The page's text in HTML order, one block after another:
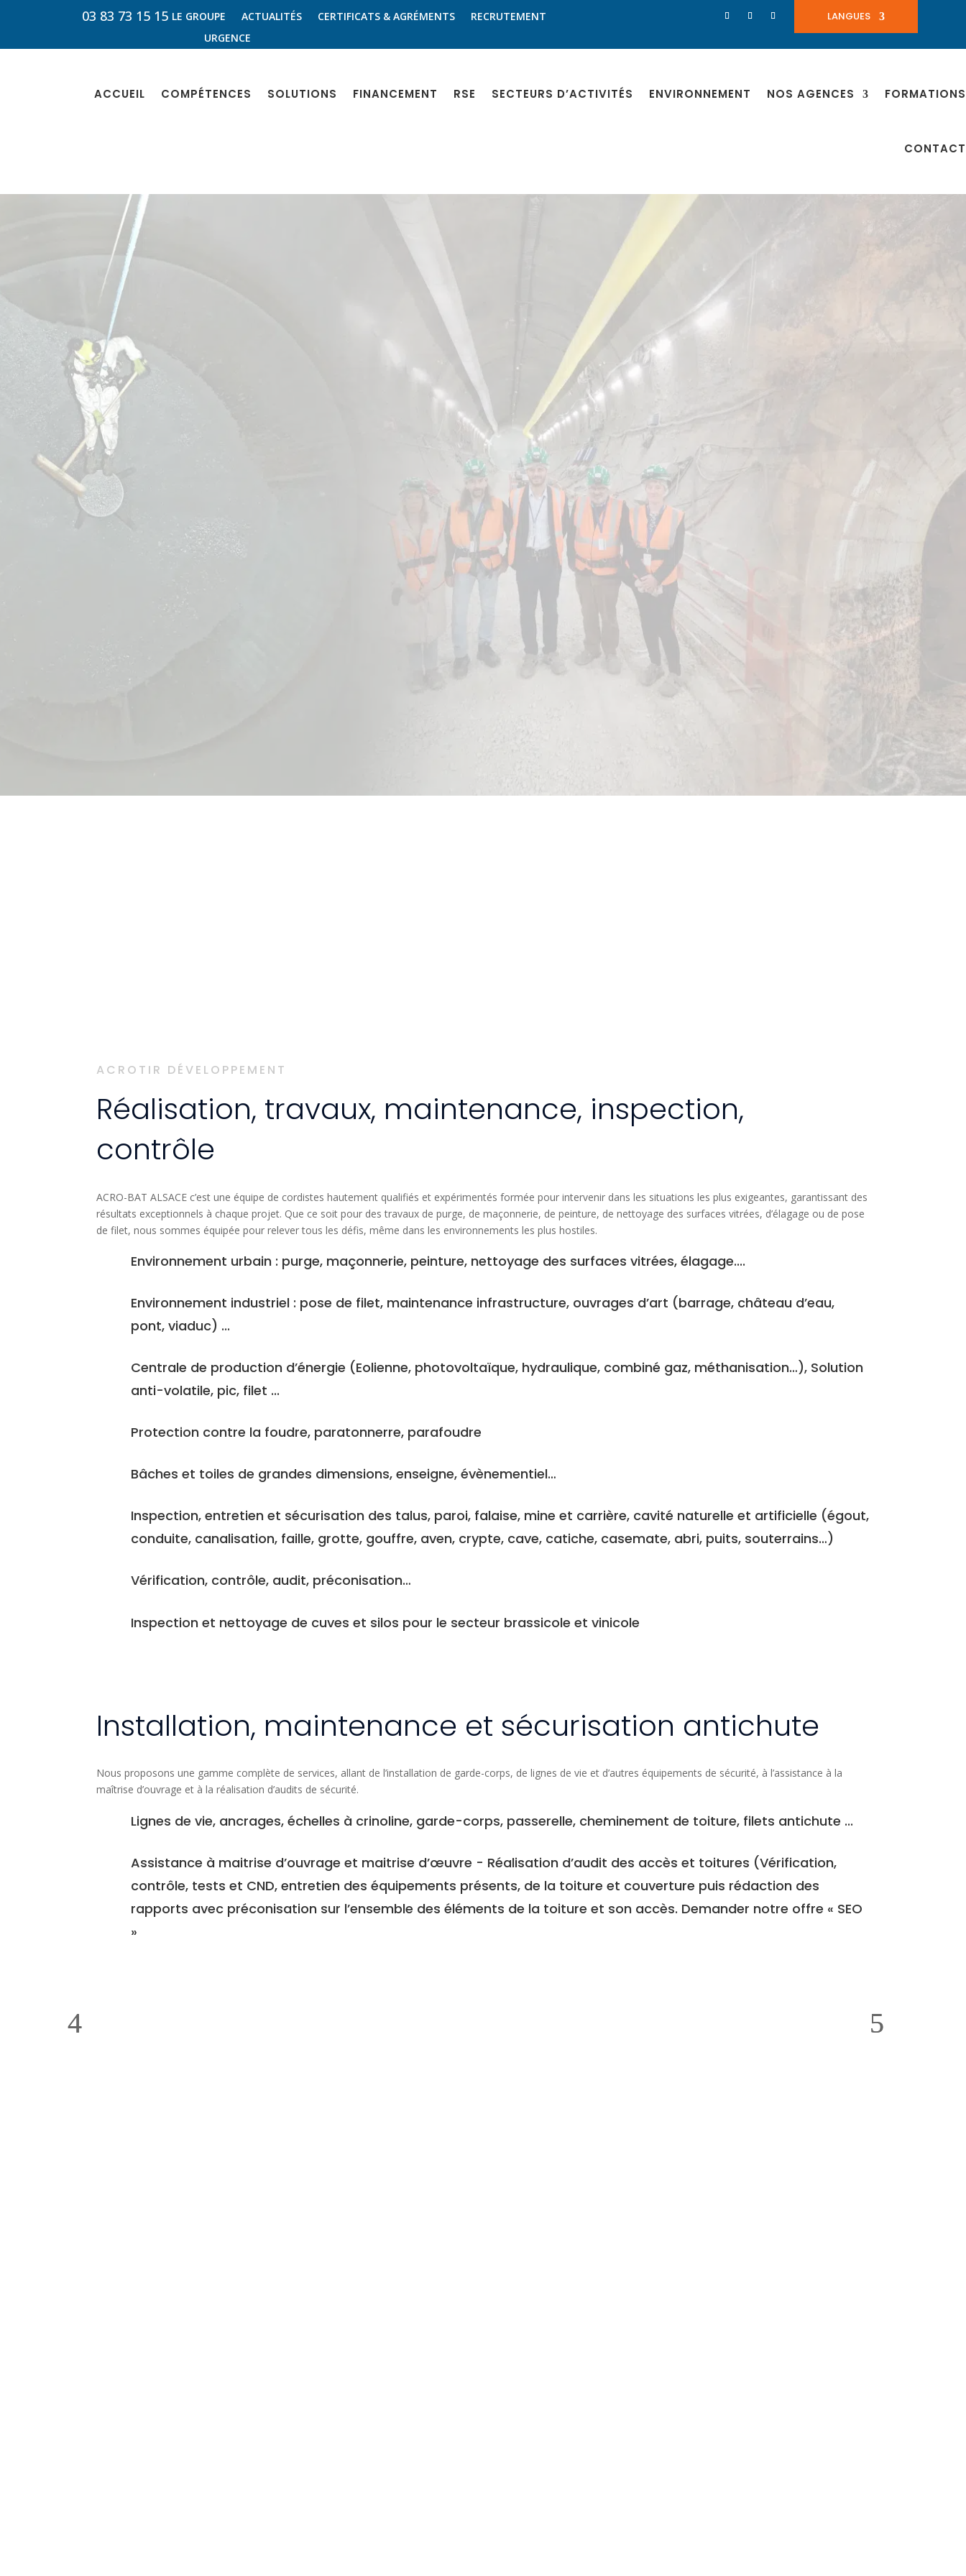
LE GROUPE ACTUALITÉS CERTIFICATS & AGRÉMENTS
RECRUTEMENT
URGENCE
03 83 73 15 15 LANGUES
ACCUEIL COMPÉTENCES SOLUTIONS FINANCEMENT RSE SECTEURS D’ACTIVITÉS ENVIRONNEMENT NOS AGENCES FORMATIONS
CONTACT
Entreprise de cordistes basée à Strasbourg, en Alsace, spécialisée dans les travaux en hauteur et d’accès
difficile, Acro-Bat Alsace est un acteur incontournable dans le domaine de la réalisation, la maintenance
et l’inspection d’une multitude de structures. Des ouvrages d’art aux infrastructures industrielles en
passant par les environnements urbains et les centrales de production d’énergie, notre entreprise
s’engage à fournir des solutions sûres et efficaces pour répondre aux besoins les plus complexes de nos
ACROTIR DÉVELOPPEMENT
Réalisation, travaux, maintenance, inspection,
contrôle
ACRO-BAT ALSACE c’est une équipe de cordistes hautement qualifiés et expérimentés formée pour intervenir dans les situations les plus exigeantes, garantissant des
résultats exceptionnels à chaque projet. Que ce soit pour des travaux de purge, de maçonnerie, de peinture, de nettoyage des surfaces vitrées, d’élagage ou de pose
de filet, nous sommes équipée pour relever tous les défis, même dans les environnements les plus hostiles.
Environnement urbain : purge, maçonnerie, peinture, nettoyage des surfaces vitrées, élagage....
Environnement industriel : pose de filet, maintenance infrastructure, ouvrages d’art (barrage, château d’eau,
pont, viaduc) ...
Centrale de production d’énergie (Eolienne, photovoltaïque, hydraulique, combiné gaz, méthanisation…), Solution
anti-volatile, pic, filet ...
Protection contre la foudre, paratonnerre, parafoudre
Bâches et toiles de grandes dimensions, enseigne, évènementiel…
Inspection, entretien et sécurisation des talus, paroi, falaise, mine et carrière, cavité naturelle et artificielle (égout,
conduite, canalisation, faille, grotte, gouffre, aven, crypte, cave, catiche, casemate, abri, puits, souterrains…)
Vérification, contrôle, audit, préconisation…
Inspection et nettoyage de cuves et silos pour le secteur brassicole et vinicole
Installation, maintenance et sécurisation antichute
Nous proposons une gamme complète de services, allant de l’installation de garde-corps, de lignes de vie et d’autres équipements de sécurité, à l’assistance à la
maîtrise d’ouvrage et à la réalisation d’audits de sécurité.
Lignes de vie, ancrages, échelles à crinoline, garde-corps, passerelle, cheminement de toiture, filets antichute ...
Assistance à maitrise d’ouvrage et maitrise d’œuvre - Réalisation d’audit des accès et toitures (Vérification,
contrôle, tests et CND, entretien des équipements présents, de la toiture et couverture puis rédaction des
rapports avec préconisation sur l’ensemble des éléments de la toiture et son accès. Demander notre offre « SEO
»